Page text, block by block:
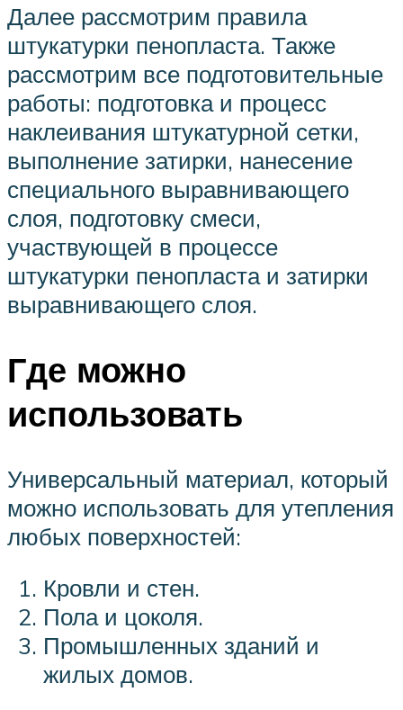
Далее рассмотрим правила
штукатурки пенопласта. Также
рассмотрим все подготовительные
работы: подготовка и процесс
наклеивания штукатурной сетки,
выполнение затирки, нанесение
специального выравнивающего
слоя, подготовку смеси,
участвующей в процессе
штукатурки пенопласта и затирки
выравнивающего слоя.
Где можно
использовать
Универсальный материал, который
можно использовать для утепления
любых поверхностей:
Кровли и стен.
Пола и цоколя.
Промышленных зданий и
жилых домов.